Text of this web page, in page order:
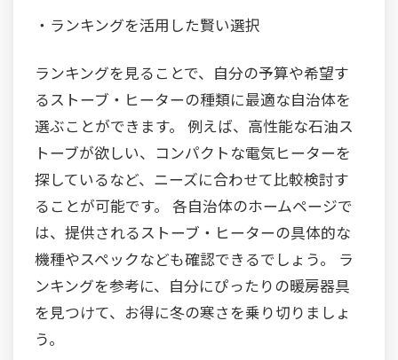
・ランキングを活用した賢い選択
ランキングを見ることで、自分の予算や希望す
るストーブ・ヒーターの種類に最適な自治体を
選ぶことができます。 例えば、高性能な石油ス
トーブが欲しい、コンパクトな電気ヒーターを
探しているなど、ニーズに合わせて比較検討す
ることが可能です。 各自治体のホームページで
は、提供されるストーブ・ヒーターの具体的な
機種やスペックなども確認できるでしょう。 ラ
ンキングを参考に、自分にぴったりの暖房器具
を見つけて、お得に冬の寒さを乗り切りましょ
う。